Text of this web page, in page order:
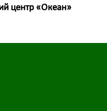
центр «Океан»